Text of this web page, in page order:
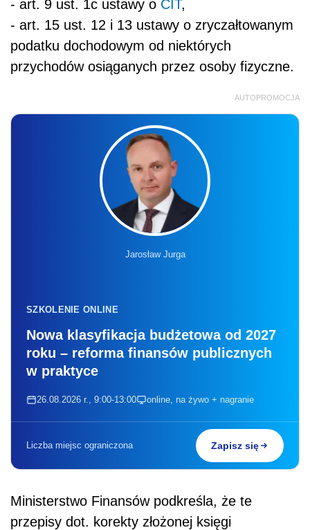
- art. 9 ust. 1c ustawy o CIT,
- art. 15 ust. 12 i 13 ustawy o zryczałtowanym
podatku dochodowym od niektórych
przychodów osiąganych przez osoby fizyczne.
AUTOPROMOCJA
Jarosław Jurga
SZKOLENIE ONLINE
Nowa klasyfikacja budżetowa od 2027
roku – reforma finansów publicznych
w praktyce
26.08.2026 r., 9:00-13:00 online, na żywo + nagranie
Liczba miejsc ograniczona Zapisz się
Ministerstwo Finansów podkreśla, że te
przepisy dot. korekty złożonej księgi